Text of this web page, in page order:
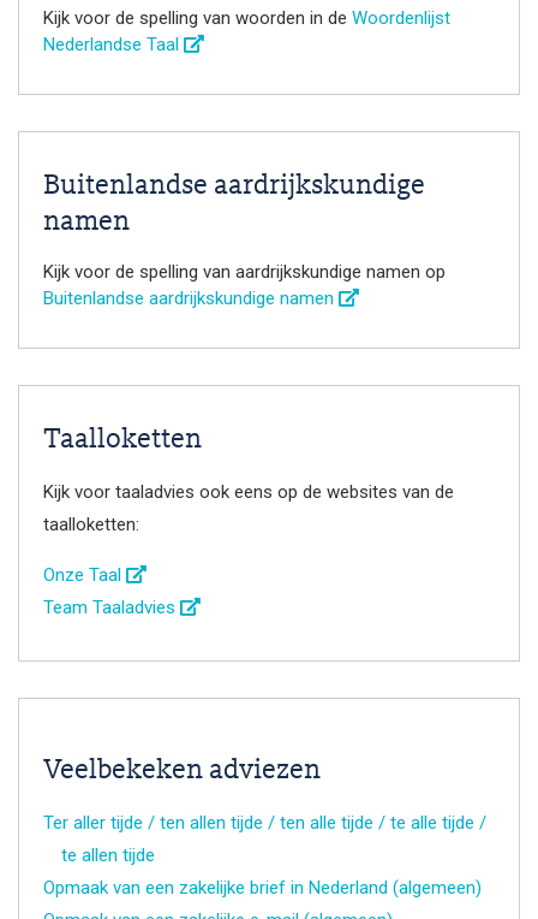
Kijk voor de spelling van woorden in de Woordenlijst
Nederlandse Taal
Buitenlandse aardrijkskundige
namen
Kijk voor de spelling van aardrijkskundige namen op
Buitenlandse aardrijkskundige namen
Taalloketten
Kijk voor taaladvies ook eens op de websites van de
taalloketten:
Onze Taal
Team Taaladvies
Veelbekeken adviezen
Ter aller tijde / ten allen tijde / ten alle tijde / te alle tijde /
te allen tijde
Opmaak van een zakelijke brief in Nederland (algemeen)